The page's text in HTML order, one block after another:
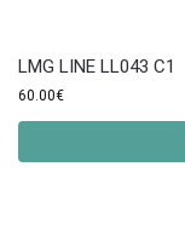
LMG LINE LL043 C1
60.00€